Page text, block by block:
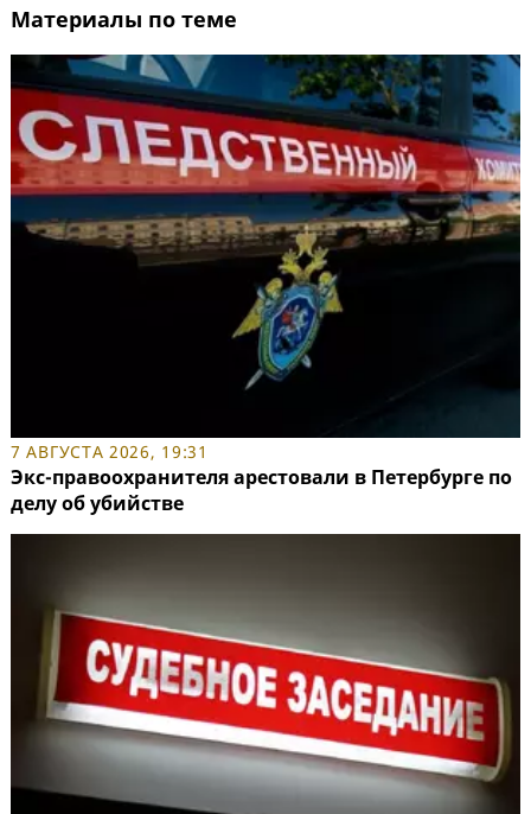
Материалы по теме
7 АВГУСТА 2026, 19:31
Экс-правоохранителя арестовали в Петербурге по
делу об убийстве